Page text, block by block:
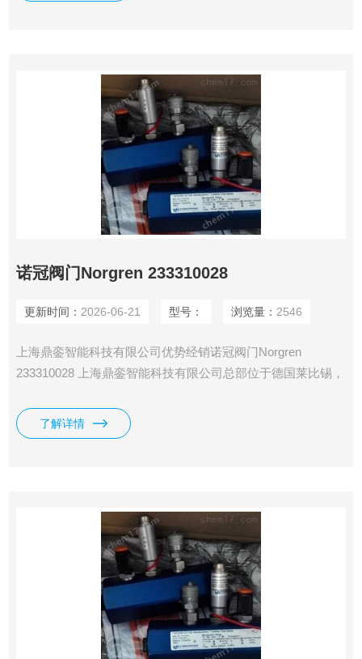
诺冠阀门Norgren 233310028
更新时间： 2026-06-21 型号： 浏览量： 2546
上海鼎銮智能科技有限公司优势经销诺冠阀门Norgren
233310028 上海鼎銮智能科技有限公司总部位于德国莱比锡，
备件。
了解详情